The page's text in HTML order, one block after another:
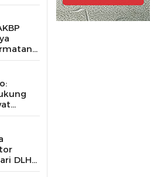
DLH